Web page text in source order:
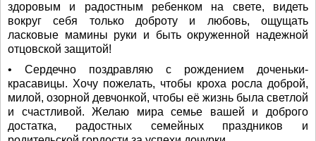
здоровым и радостным ребенком на свете, видеть
вокруг себя только доброту и любовь, ощущать
ласковые мамины руки и быть окруженной надежной
отцовской защитой!
• Сердечно поздравляю с рождением доченьки-
красавицы. Хочу пожелать, чтобы кроха росла доброй,
милой, озорной девчонкой, чтобы её жизнь была светлой
и счастливой. Желаю мира семье вашей и доброго
достатка, радостных семейных праздников и